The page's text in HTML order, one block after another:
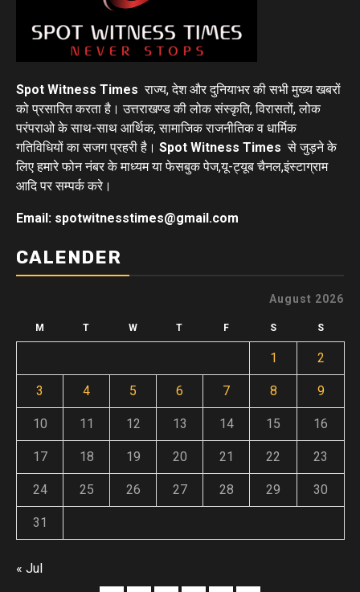
Spot Witness Times राज्य, देश और दुनियाभर की सभी मुख्य खबरों
को प्रसारित करता है। उत्तराखण्ड की लोक संस्कृति, विरासतों, लोक
परंपराओ के साथ-साथ आर्थिक, सामाजिक राजनीतिक व धार्मिक
गतिविधियों का सजग प्रहरी है। Spot Witness Times से जुड़ने के
लिए हमारे फोन नंबर के माध्यम या फेसबुक पेज,यू-ट्यूब चैनल,इंस्टाग्राम
आदि पर सम्पर्क करे।
Email: spotwitnesstimes@gmail.com
CALENDER
August 2026
M T W T F S S
1 2
3 4 5 6 7 8 9
10 11 12 13 14 15 16
17 18 19 20 21 22 23
24 25 26 27 28 29 30
31
« Jul